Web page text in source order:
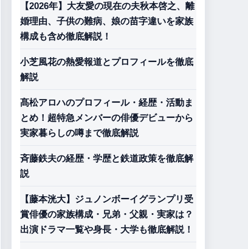
【2026年】大友愛の現在の夫秋本啓之、離
婚理由、子供の難病、娘の苗字違いを家族
構成も含め徹底解説！
小芝風花の熱愛報道とプロフィールを徹底
解説
髙松アロハのプロフィール・経歴・活動ま
とめ！超特急メンバーの俳優デビューから
実家暮らしの噂まで徹底解説
斉藤鉄夫の経歴・学歴と鉄道政策を徹底解
説
【藤本洸大】ジュノンボーイグランプリ受
賞俳優の家族構成・兄弟・父親・実家は？
出演ドラマ一覧や身長・大学も徹底解説！